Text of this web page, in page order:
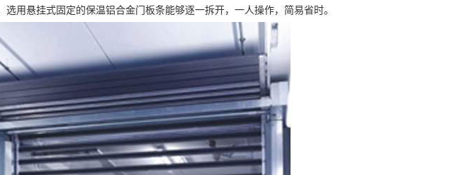
用悬挂式固定的保温铝合金门板条能够逐一拆开，一人操作，简易省时。